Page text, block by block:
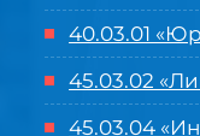
40.03.01
45.03.02
45.03.04 «